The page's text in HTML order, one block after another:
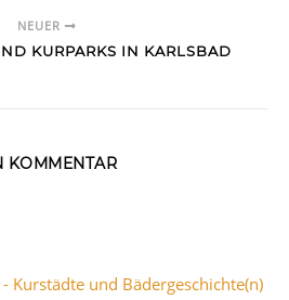
NEUER
KURPARKS IN KARLSBAD
KOMMENTAR
Kurstädte und Bädergeschichte(n)